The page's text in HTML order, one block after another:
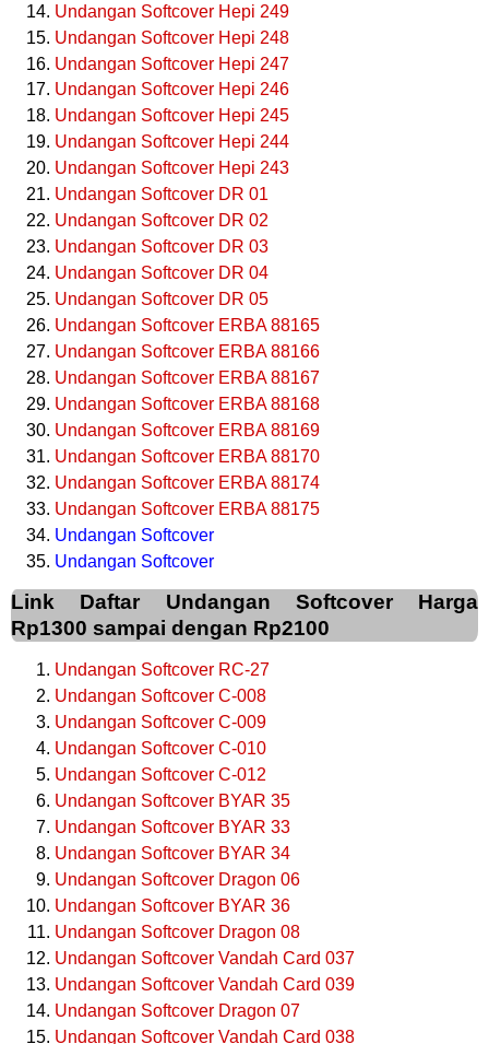
Undangan Softcover Hepi 249
Undangan Softcover Hepi 248
Undangan Softcover Hepi 247
Undangan Softcover Hepi 246
Undangan Softcover Hepi 245
Undangan Softcover Hepi 244
Undangan Softcover Hepi 243
Undangan Softcover DR 01
Undangan Softcover DR 02
Undangan Softcover DR 03
Undangan Softcover DR 04
Undangan Softcover DR 05
Undangan Softcover ERBA 88165
Undangan Softcover ERBA 88166
Undangan Softcover ERBA 88167
Undangan Softcover ERBA 88168
Undangan Softcover ERBA 88169
Undangan Softcover ERBA 88170
Undangan Softcover ERBA 88174
Undangan Softcover ERBA 88175
Undangan Softcover
Undangan Softcover
Link Daftar Undangan Softcover Harga
Rp1300 sampai dengan Rp2100
Undangan Softcover RC-27
Undangan Softcover C-008
Undangan Softcover C-009
Undangan Softcover C-010
Undangan Softcover C-012
Undangan Softcover BYAR 35
Undangan Softcover BYAR 33
Undangan Softcover BYAR 34
Undangan Softcover Dragon 06
Undangan Softcover BYAR 36
Undangan Softcover Dragon 08
Undangan Softcover Vandah Card 037
Undangan Softcover Vandah Card 039
Undangan Softcover Dragon 07
Undangan Softcover Vandah Card 038